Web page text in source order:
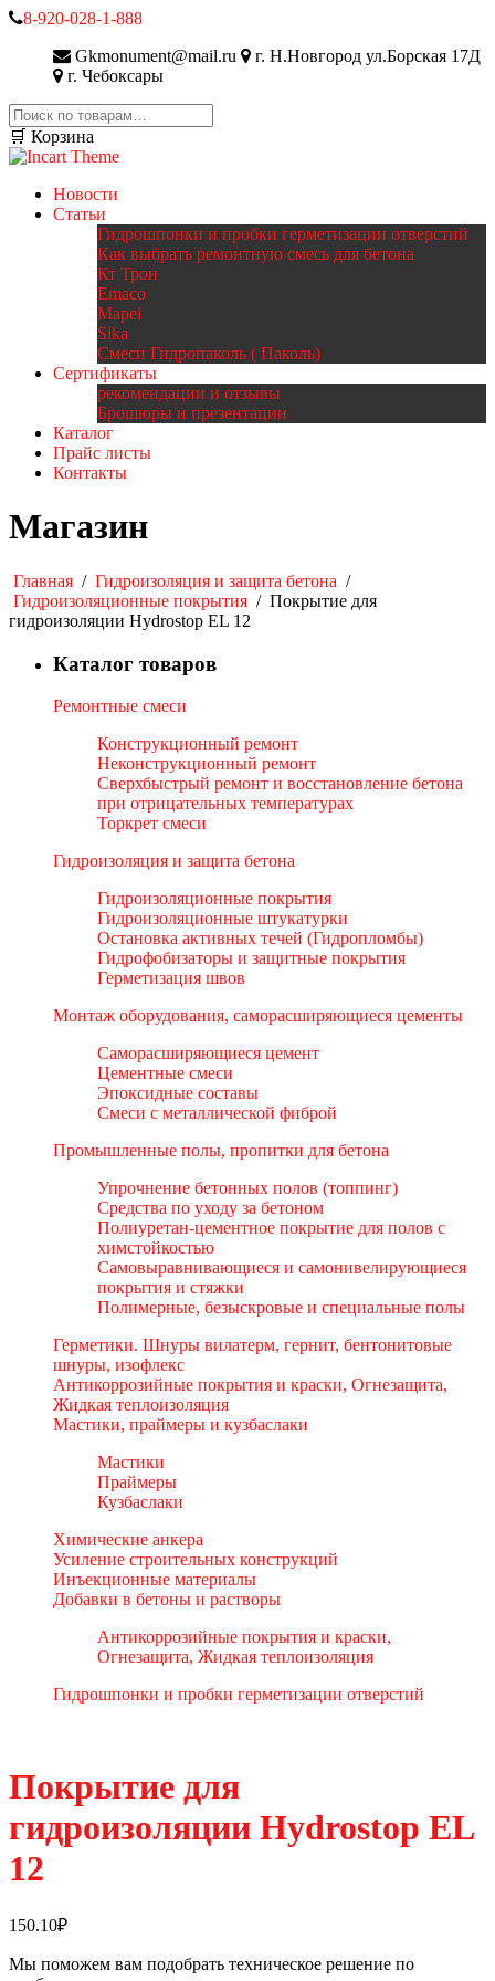
8-920-028-1-888
Gkmonument@mail.ru
г. Н.Новгород ул.Борская 17Д
г. Чебоксары
Искать:
🛒 Корзина
Новости
Статьи
Гидрошпонки и пробки герметизации отверстий
Как выбрать ремонтную смесь для бетона
Кт Трон
Emaco
Mapei
Sika
Смеси Гидропаколь ( Паколь)
Сертификаты
рекомендации и отзывы
Брошюры и презентации
Каталог
Прайс листы
Контакты
Магазин
Главная / Гидроизоляция и защита бетона /
Гидроизоляционные покрытия / Покрытие для
гидроизоляции Hydrostop EL 12
Каталог товаров
Ремонтные смеси
Конструкционный ремонт
Неконструкционный ремонт
Сверхбыстрый ремонт и восстановление бетона
при отрицательных температурах
Торкрет смеси
Гидроизоляция и защита бетона
Гидроизоляционные покрытия
Гидроизоляционные штукатурки
Остановка активных течей (Гидропломбы)
Гидрофобизаторы и защитные покрытия
Герметизация швов
Монтаж оборудования, саморасширяющиеся цементы
Саморасширяющиеся цемент
Цементные смеси
Эпоксидные составы
Смеси с металлической фиброй
Промышленные полы, пропитки для бетона
Упрочнение бетонных полов (топпинг)
Средства по уходу за бетоном
Полиуретан-цементное покрытие для полов с
химстойкостью
Самовыравнивающиеся и самонивелирующиеся
покрытия и стяжки
Полимерные, безыскровые и специальные полы
Герметики. Шнуры вилатерм, гернит, бентонитовые
шнуры, изофлекс
Антикоррозийные покрытия и краски, Огнезащита,
Жидкая теплоизоляция
Мастики, праймеры и кузбаслаки
Мастики
Праймеры
Кузбаслаки
Химические анкера
Усиление строительных конструкций
Инъекционные материалы
Добавки в бетоны и растворы
Антикоррозийные покрытия и краски,
Огнезащита, Жидкая теплоизоляция
Гидрошпонки и пробки герметизации отверстий
Покрытие для
гидроизоляции Hydrostop EL
12
150.10₽
Мы поможем вам подобрать техническое решение по